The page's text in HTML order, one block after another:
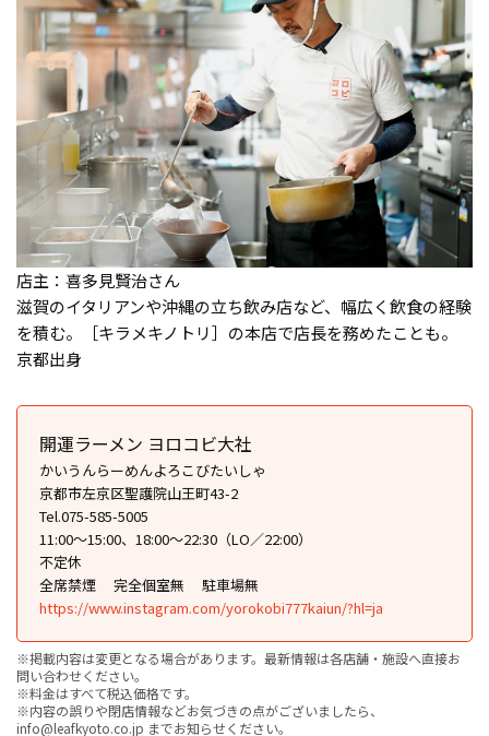
店主：喜多見賢治さん
滋賀のイタリアンや沖縄の立ち飲み店など、幅広く飲食の経験
を積む。［キラメキノトリ］の本店で店長を務めたことも。
京都出身
開運ラーメン ヨロコビ大社
かいうんらーめんよろこびたいしゃ
京都市左京区聖護院山王町43-2
Tel.075-585-5005
11:00～15:00、18:00～22:30（LO／22:00）
不定休
全席禁煙
完全個室無
駐車場無
https://www.instagram.com/yorokobi777kaiun/?hl=ja
※掲載内容は変更となる場合があります。最新情報は各店舗・施設へ直接お
問い合わせください。
※料金はすべて税込価格です。
※内容の誤りや閉店情報などお気づきの点がございましたら、
info@leafkyoto.co.jp までお知らせください。